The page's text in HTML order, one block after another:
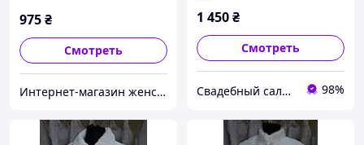
975₴
Смотреть
Интернет-магазин женской одежды "ANNA-BEST"
1 450₴
Смотреть
Свадебный салон "ПРИНЦЕССА" 98%